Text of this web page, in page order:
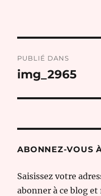
de
PUBLIÉ DANS
img_2965
ABONNEZ-VOUS
Saisissez votre
abonner à ce blog